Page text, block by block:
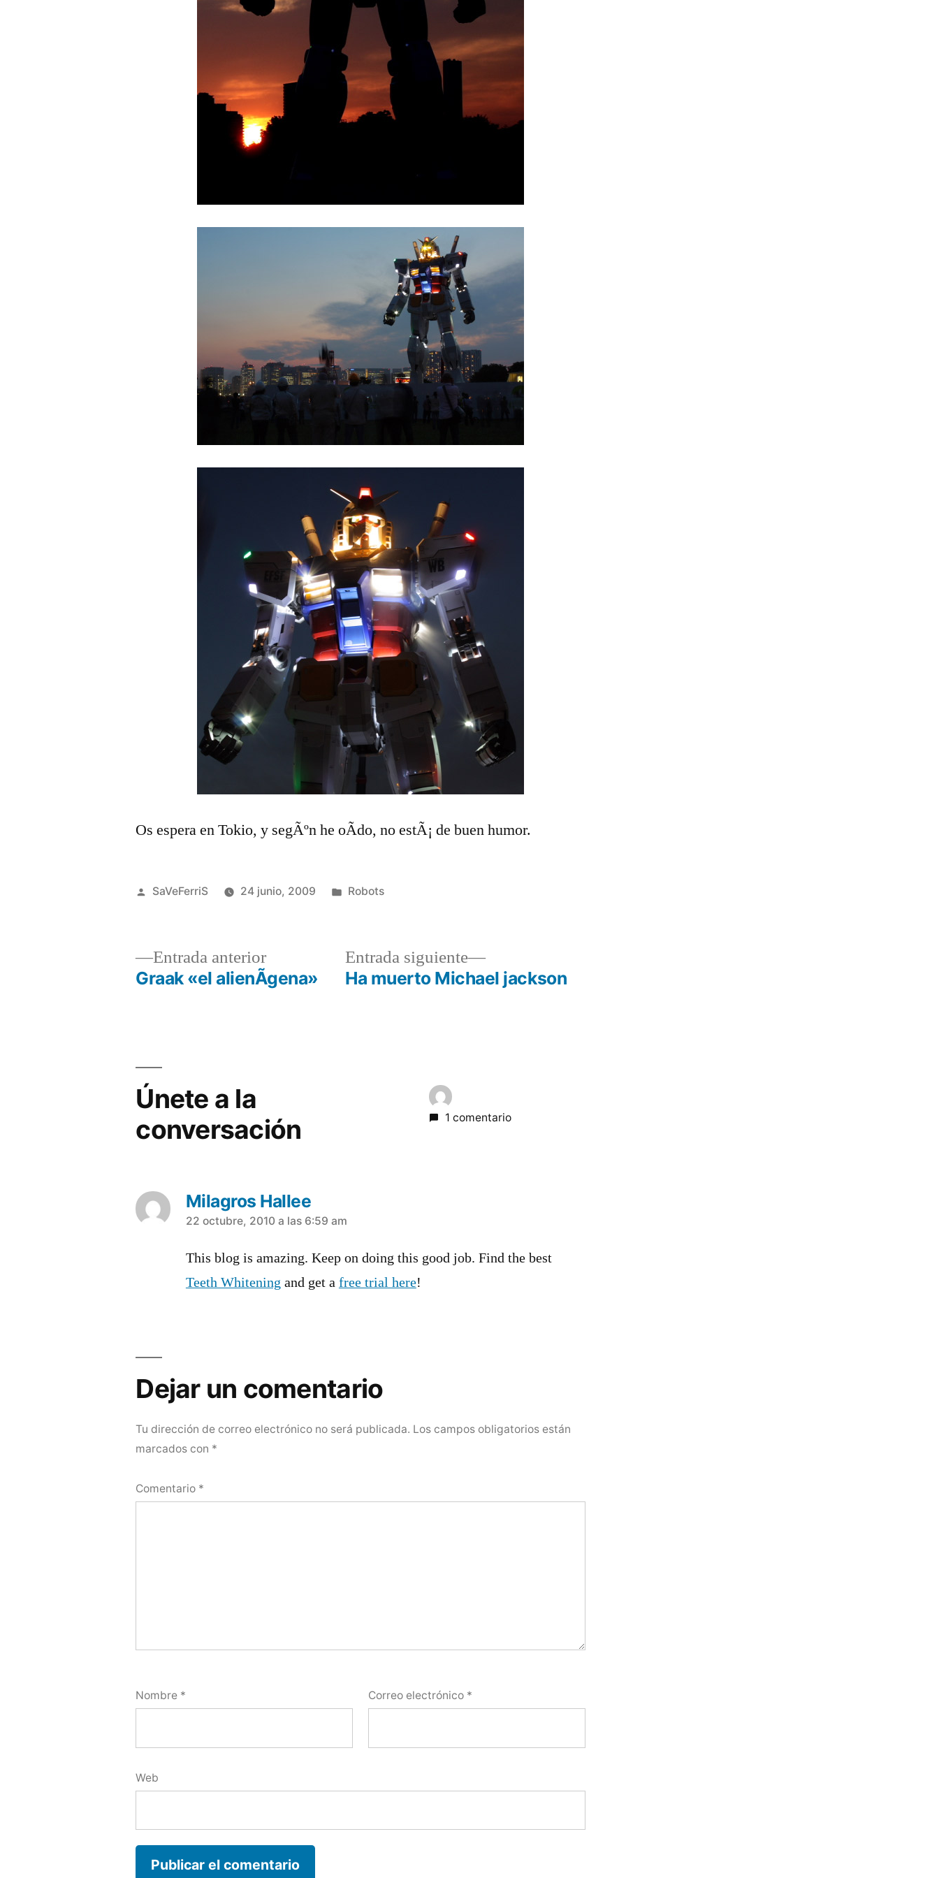
Os espera en Tokio, y segÃºn he oÃ­do, no estÃ¡ de buen humor.
Publicado
SaVeFerriS 24 junio, 2009
Publicado
Robots
Navegación
entradas
Entrada anteriorEntrada
anterior:
Graak «el alienÃ­gena»
Entrada siguiente
Entrada
siguiente:
Ha muerto Michael jackson
Únete a la
conversación
1 comentario
Milagros Hallee
dice:
22 octubre, 2010 a las 6:59 am
This blog is amazing. Keep on doing this good job. Find the best
Teeth Whiteningand get a free trial here!
Dejar
un
comentario
Tu dirección de correo electrónico no será publicada. Los campos obligatorios están
marcados con *
Comentario *
Nombre * Correo electrónico *
Web
Dejar un comentario